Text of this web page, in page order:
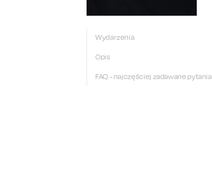
Wydarzenia
Opis
FAQ - najczęściej zadawane pytania